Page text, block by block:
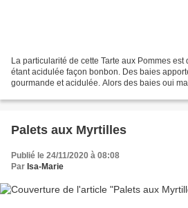
La particularité de cette Tarte aux Pommes
étant acidulée façon bonbon. Des baies
gourmande et acidulée. Alors des baies oui
Palets aux Myrtilles
Publié le 24/11/2020 à 08:08
Par Isa-Marie